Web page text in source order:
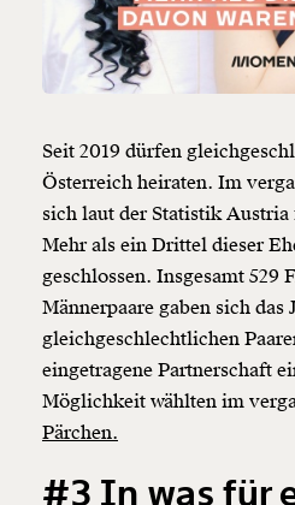
beginnt mit
WerdeFördermitgliedund wir
unsere Wirtschaft so
funktioniert. Unsere
Netz. Unabhängig und
so bleiben. Kämpf’ mit uns
unterstütze uns mit Deinem
Du überweist lieber direkt?
Seit 2019 dürfen
Österreich heiraten. Im
sich laut der Statistik
Mehr als ein Drittel dieser
geschlossen. Insgesamt 529
Männerpaare gaben sich das
gleichgeschlechtlichen
eingetragene Partnerschaft
Möglichkeit wählten im
Pärchen.
#3 In was für